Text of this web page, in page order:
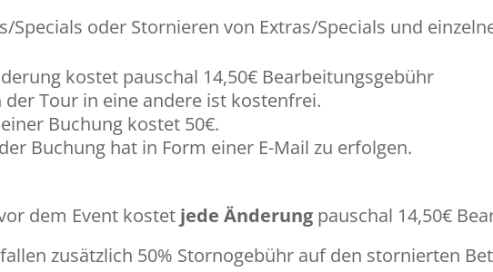
Specials oder Stornieren von Extras/Specials und
kostet pauschal 14,50€ Bearbeitungsgebühr
der Tour in eine andere ist kostenfrei.
Buchung kostet 50€.
Buchung hat in Form einer E-Mail zu erfolgen.
dem Event kostet jede Änderung pauschal 14,50€
zusätzlich 50% Stornogebühr auf den stornierten